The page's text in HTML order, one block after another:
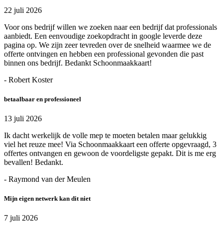
22 juli 2026
Voor ons bedrijf willen we zoeken naar een bedrijf dat professionals
aanbiedt. Een eenvoudige zoekopdracht in google leverde deze
pagina op. We zijn zeer tevreden over de snelheid waarmee we de
offerte ontvingen en hebben een professional gevonden die past
binnen ons bedrijf. Bedankt Schoonmaakkaart!
- Robert Koster
betaalbaar en professioneel
13 juli 2026
Ik dacht werkelijk de volle mep te moeten betalen maar gelukkig
viel het reuze mee! Via Schoonmaakkaart een offerte opgevraagd, 3
offertes ontvangen en gewoon de voordeligste gepakt. Dit is me erg
bevallen! Bedankt.
- Raymond van der Meulen
Mijn eigen netwerk kan dit niet
7 juli 2026